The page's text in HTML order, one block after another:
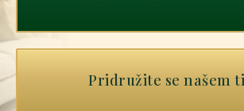
Pridružite se našem